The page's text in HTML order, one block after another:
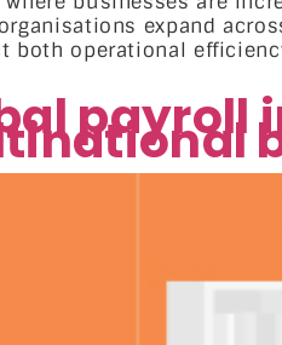
expand
both operational
payroll